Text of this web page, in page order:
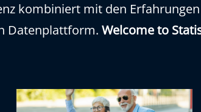
kombiniert mit den
Datenplattform. Welcome to